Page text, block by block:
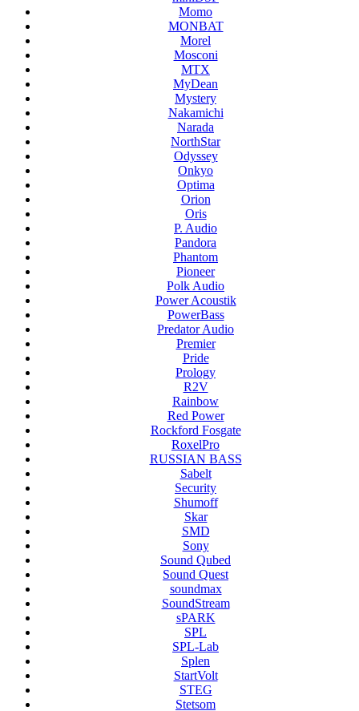
Momo
MONBAT
Morel
Mosconi
MTX
MyDean
Mystery
Nakamichi
Narada
NorthStar
Odyssey
Onkyo
Optima
Orion
Oris
P. Audio
Pandora
Phantom
Pioneer
Polk Audio
Power Acoustik
PowerBass
Predator Audio
Premier
Pride
Prology
R2V
Rainbow
Red Power
Rockford Fosgate
RoxelPro
RUSSIAN BASS
Sabelt
Security
Shumoff
Skar
SMD
Sony
Sound Qubed
Sound Quest
soundmax
SoundStream
sPARK
SPL
SPL-Lab
Splen
StartVolt
STEG
Stetsom